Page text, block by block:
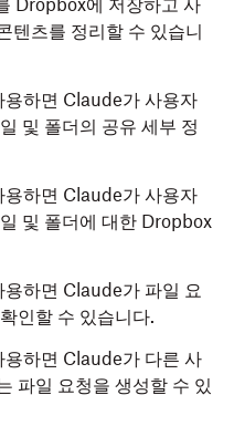
Dropbox에 저장하고 사
텐츠를 정리할 수 있습니
용하면 Claude가 사용자
및 폴더의 공유 세부 정
용하면 Claude가 사용자
및 폴더에 대한 Dropbox
용하면 Claude가 파일 요
인할 수 있습니다.
용하면 Claude가 다른 사
파일 요청을 생성할 수 있